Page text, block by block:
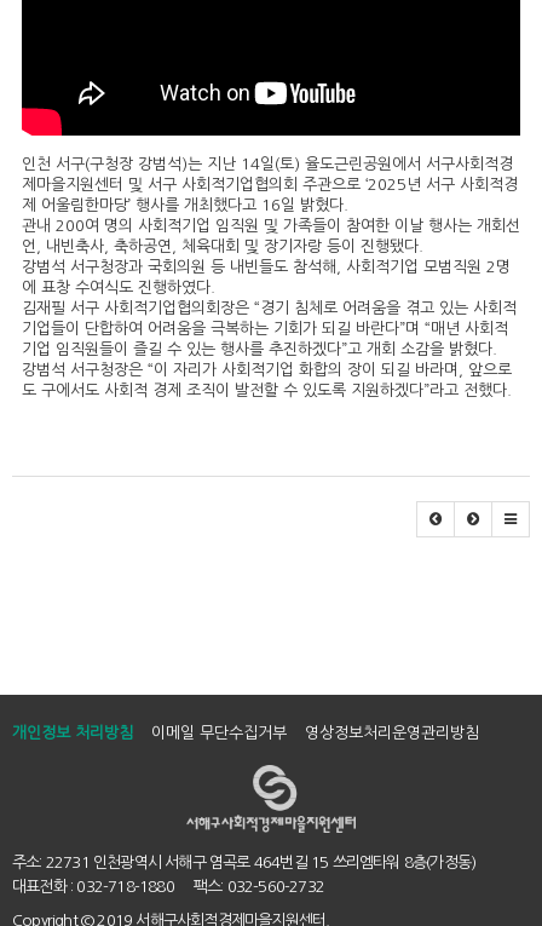
인천 서구(구청장 강범석)는 지난 14일(토) 율도근린공원에서 서구사회적경
제마을지원센터 및 서구 사회적기업협의회 주관으로 ‘2025년 서구 사회적경
제 어울림한마당’ 행사를 개최했다고 16일 밝혔다.
관내 200여 명의 사회적기업 임직원 및 가족들이 참여한 이날 행사는 개회선
언, 내빈축사, 축하공연, 체육대회 및 장기자랑 등이 진행됐다.
강범석 서구청장과 국회의원 등 내빈들도 참석해, 사회적기업 모범직원 2명
에 표창 수여식도 진행하였다.
김재필 서구 사회적기업협의회장은 “경기 침체로 어려움을 겪고 있는 사회적
기업들이 단합하여 어려움을 극복하는 기회가 되길 바란다”며 “매년 사회적
기업 임직원들이 즐길 수 있는 행사를 추진하겠다”고 개회 소감을 밝혔다.
강범석 서구청장은 “이 자리가 사회적기업 화합의 장이 되길 바라며, 앞으로
도 구에서도 사회적 경제 조직이 발전할 수 있도록 지원하겠다”라고 전했다.
개인정보 처리방침 이메일 무단수집거부 영상정보처리운영관리방침
주소: 22731 인천광역시 서해구 염곡로 464번길 15 쓰리엠타워 8층(가정동)
대표전화 : 032-718-1880 팩스: 032-560-2732
Copyright© 2019 서해구사회적경제마을지원센터.